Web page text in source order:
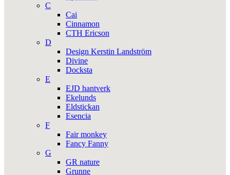
C
Cai
Cinnamon
CTH Ericson
D
Design Kerstin Landström
Divine
Docksta
E
EJD hantverk
Ekelunds
Eldstickan
Esencia
F
Fair monkey
Fancy Fanny
G
GR nature
Grunne